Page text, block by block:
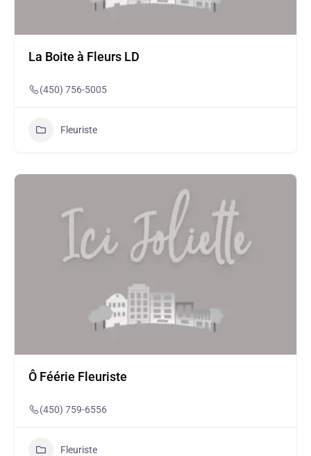
La Boite à Fleurs LD
(450) 756-5005
Fleuriste
Ô Féérie Fleuriste
(450) 759-6556
Fleuriste